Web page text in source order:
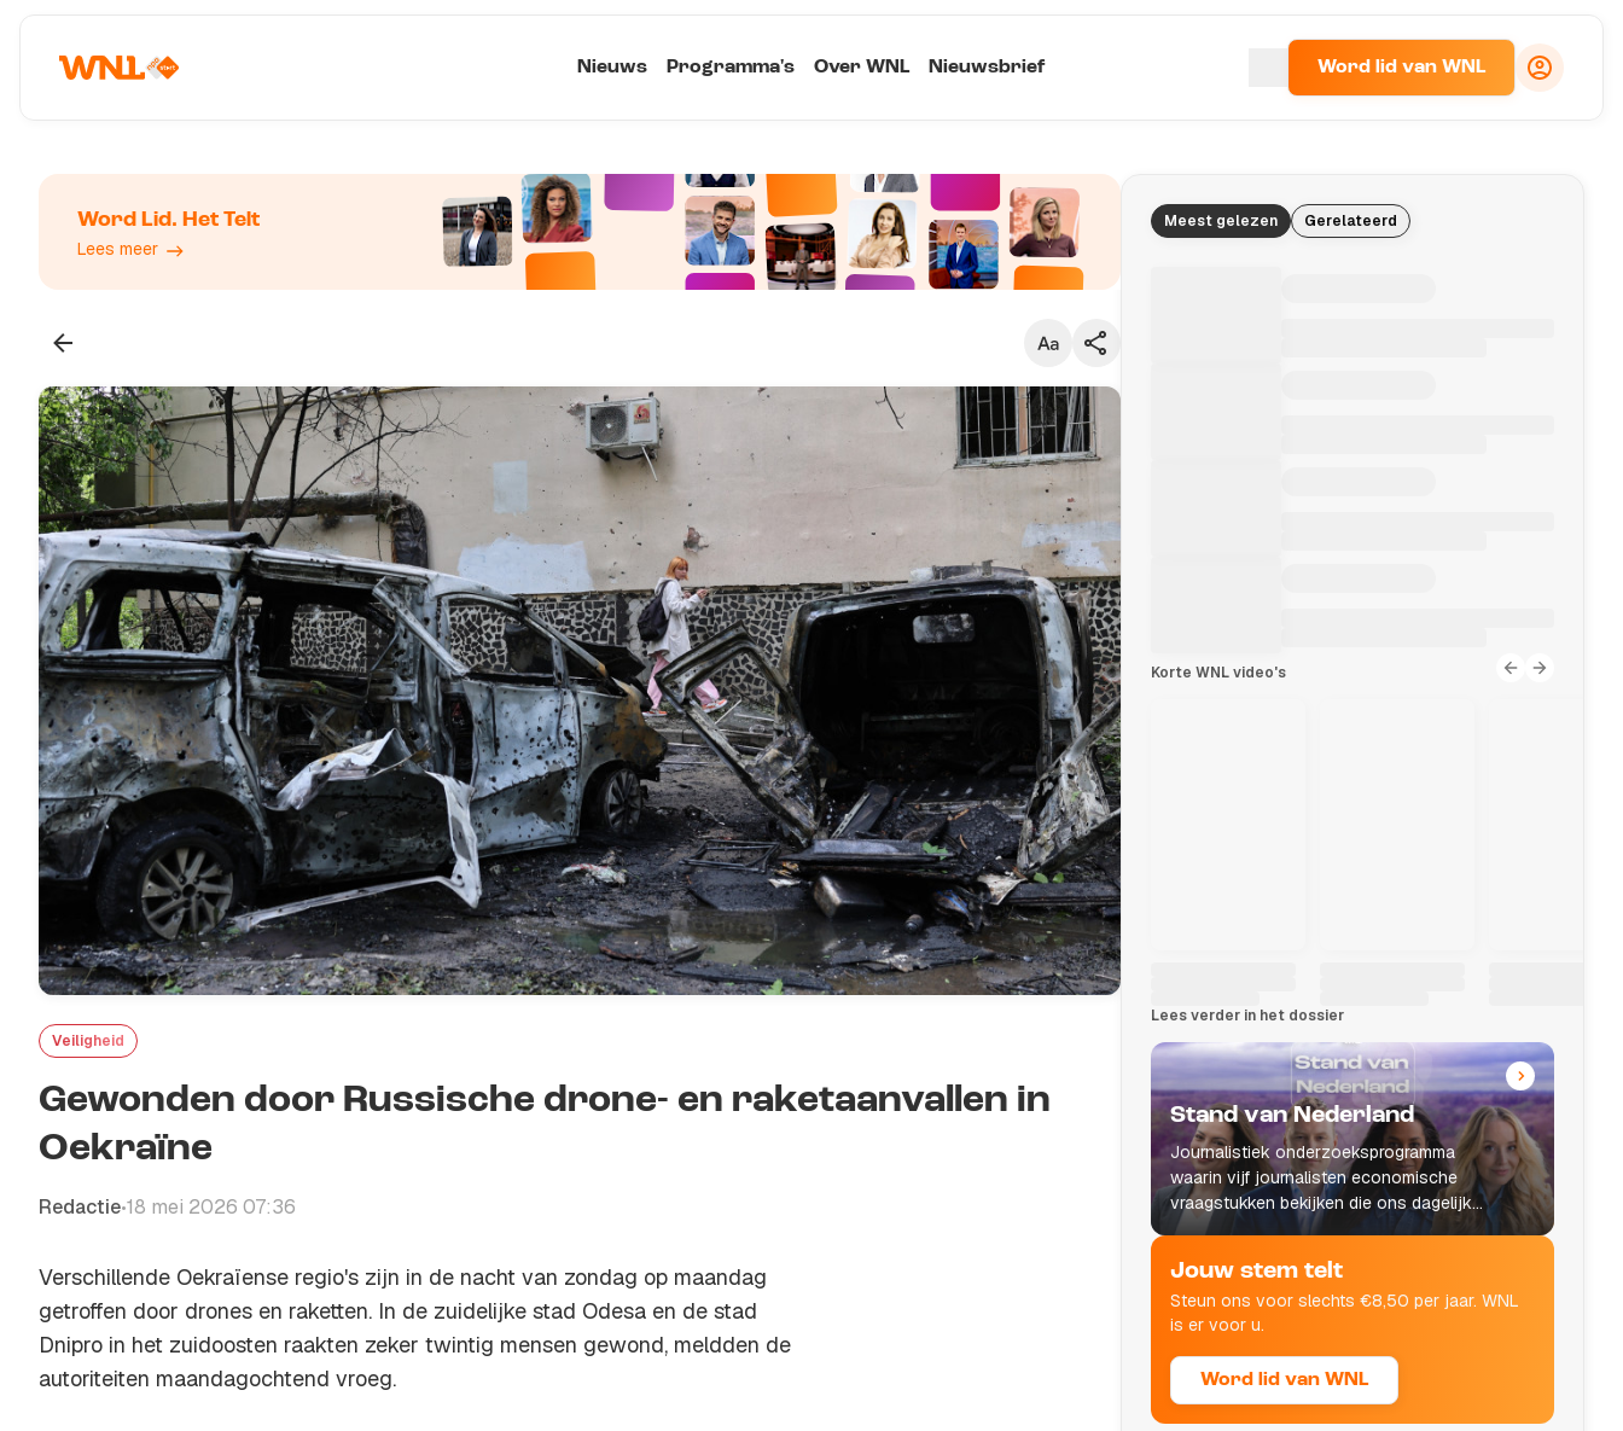
Nieuws Programma's Over WNL Nieuwsbrief Word lid van WNL
Word Lid. Het Telt
Lees meer
Klein
Standaard
Kopieer link
Veiligheid
Gewonden door Russische drone- en raketaanvallen in
Oekraïne
Redactie•18 mei 2026 07:36
Verschillende Oekraïense regio's zijn in de nacht van zondag op maandag
getroffen door drones en raketten. In de zuidelijke stad Odesa en de stad
Dnipro in het zuidoosten raakten zeker twintig mensen gewond, meldden de
autoriteiten maandagochtend vroeg.
Meest gelezen Gerelateerd
Korte WNL video's
Lees verder in het dossier
Stand van Nederland
Journalistiek onderzoeksprogramma
waarin vijf journalisten economische
vraagstukken bekijken die ons dagelijks
leven raken.
Jouw stem telt
Steun ons voor slechts €8,50 per jaar. WNL
is er voor u.
Word lid van WNL